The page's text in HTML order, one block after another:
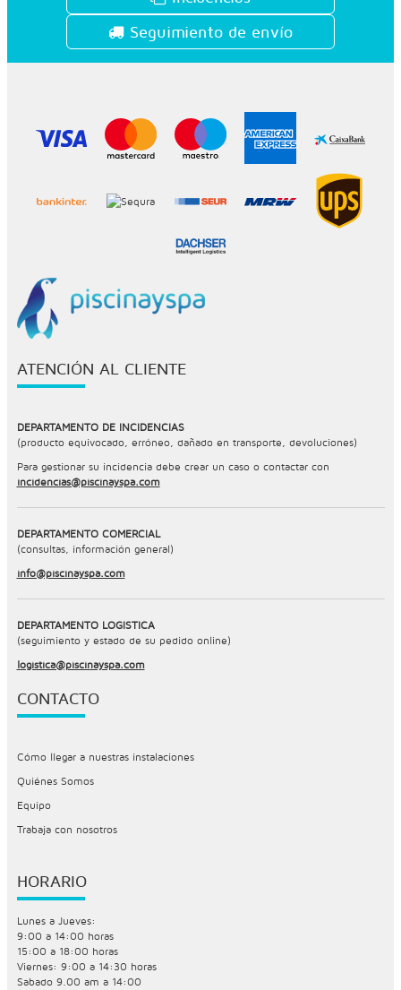
Seguimiento de envío
ATENCIÓN AL CLIENTE
DEPARTAMENTO DE INCIDENCIAS
(producto equivocado, erróneo, dañado en transporte, devoluciones)
Para gestionar su incidencia debe crear un caso o contactar con
incidencias@piscinayspa.com
DEPARTAMENTO COMERCIAL
(consultas, información general)
info@piscinayspa.com
DEPARTAMENTO LOGÍSTICA
(seguimiento y estado de su pedido online)
logistica@piscinayspa.com
CONTACTO
Cómo llegar a nuestras instalaciones
Quiénes Somos
Equipo
Trabaja con nosotros
HORARIO
Lunes a Jueves:
9:00 a 14:00 horas
15:00 a 18:00 horas
Viernes: 9:00 a 14:30 horas
Sabado 9.00 am a 14:00